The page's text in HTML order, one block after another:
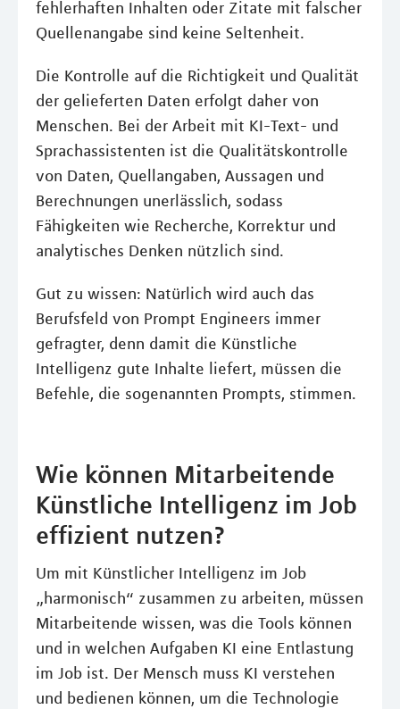
fehlerhaften Inhalten oder Zitate mit falscher
Quellenangabe sind keine Seltenheit.
Die Kontrolle auf die Richtigkeit und Qualität
der gelieferten Daten erfolgt daher von
Menschen. Bei der Arbeit mit KI-Text- und
Sprachassistenten ist die Qualitätskontrolle
von Daten, Quellangaben, Aussagen und
Berechnungen unerlässlich, sodass
Fähigkeiten wie Recherche, Korrektur und
analytisches Denken nützlich sind.
Gut zu wissen: Natürlich wird auch das
Berufsfeld von Prompt Engineers immer
gefragter, denn damit die Künstliche
Intelligenz gute Inhalte liefert, müssen die
Befehle, die sogenannten Prompts, stimmen.
Wie können Mitarbeitende
Künstliche Intelligenz im Job
effizient nutzen?
Um mit Künstlicher Intelligenz im Job
„harmonisch“ zusammen zu arbeiten, müssen
Mitarbeitende wissen, was die Tools können
und in welchen Aufgaben KI eine Entlastung
im Job ist. Der Mensch muss KI verstehen
und bedienen können, um die Technologie